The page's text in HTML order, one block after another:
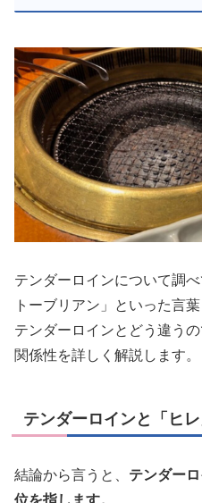
テンダーロインについて調
トーブリアン」といった言
テンダーロインとどう違う
関係性を詳しく解説します。
テンダーロインと「ヒ
結論から言うと、 テンダー